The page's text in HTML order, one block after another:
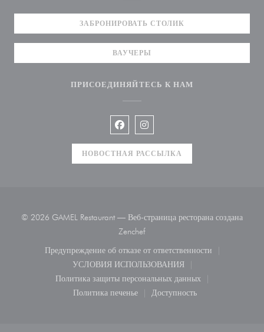
ЗАБРОНИРОВАТЬ СТОЛИК
ВАУЧЕРЫ
ПРИСОЕДИНЯЙТЕСЬ К НАМ
Facebook ((открывается в новом
Instagram ((открывается в
НОВОСТНАЯ РАССЫЛКА
© 2026 GAMEL Restaurant — Веб-страница ресторана создана
Zenchef((открывается в новом окне))
Предупреждение об отказе от ответственности
УСЛОВИЯ ИСПОЛЬЗОВАНИЯ
Политика защиты персональных данных
((открывается в новом окне))
Политика печенье
((открывается в новом окне))
Доступность